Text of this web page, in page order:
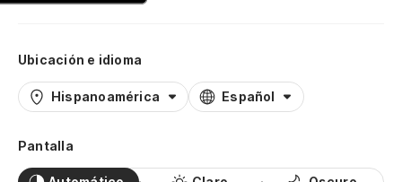
Ubicación e idioma
Hispanoamérica Español
Pantalla